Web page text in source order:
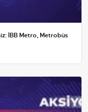
İBB Metro, Metrobüs